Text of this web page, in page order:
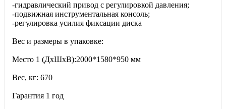
-гидравлический привод с регулировкой давления;
-подвижная инструментальная консоль;
-регулировка усилия фиксации диска
Вес и размеры в упаковке:
Место 1 (ДхШхВ):2000*1580*950 мм
Вес, кг: 670
Гарантия 1 год